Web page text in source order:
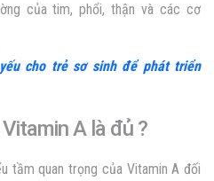
của tim, phổi, thận và các cơ
cho trẻ sơ sinh để phát triển
A là đủ ?
tầm quan trọng của Vitamin A đối